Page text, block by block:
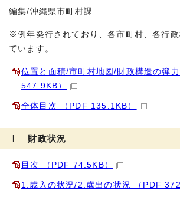
編集/沖縄県市町村課
※例年発行されており、各市町村、各行
ています。
位置と面積/市町村地図/財政構造の弾
547.9KB）
全体目次 （PDF 135.1KB）
Ⅰ 財政状況
目次 （PDF 74.5KB）
1.歳入の状況/2.歳出の状況 （PDF